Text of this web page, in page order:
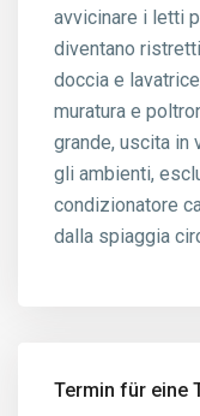
avvicinare i letti
diventano
doccia e
muratura e
grande, uscita in
gli ambienti,
condizionatore
dalla spiaggia
Termin für eine